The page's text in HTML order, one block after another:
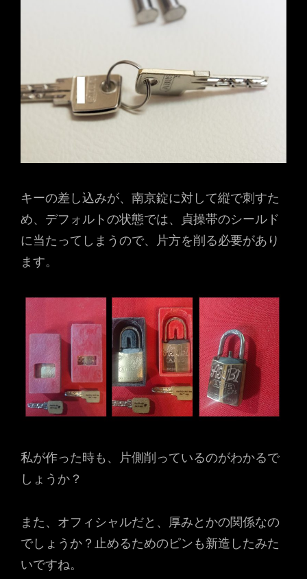
キーの差し込みが、南京錠に対して縦で刺すた
め、デフォルトの状態では、貞操帯のシールド
に当たってしまうので、片方を削る必要があり
ます。
私が作った時も、片側削っているのがわかるで
しょうか？
また、オフィシャルだと、厚みとかの関係なの
でしょうか？止めるためのピンも新造したみた
いですね。